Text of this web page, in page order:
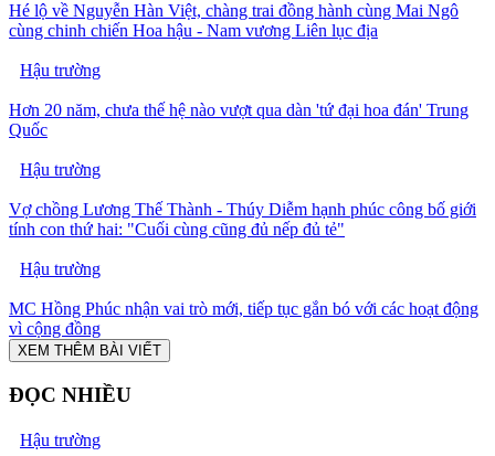
Hé lộ về Nguyễn Hàn Việt, chàng trai đồng hành cùng Mai Ngô
cùng chinh chiến Hoa hậu - Nam vương Liên lục địa
Hậu trường
Hơn 20 năm, chưa thế hệ nào vượt qua dàn 'tứ đại hoa đán' Trung
Quốc
Hậu trường
Vợ chồng Lương Thế Thành - Thúy Diễm hạnh phúc công bố giới
tính con thứ hai: "Cuối cùng cũng đủ nếp đủ tẻ"
Hậu trường
MC Hồng Phúc nhận vai trò mới, tiếp tục gắn bó với các hoạt động
vì cộng đồng
XEM THÊM BÀI VIẾT
ĐỌC NHIỀU
Hậu trường